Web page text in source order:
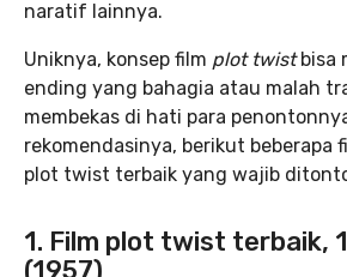
naratif lainnya.
Uniknya, konsep film plot twistbisa
ending yang bahagia atau malah
membekas di hati para
rekomendasinya, berikut beberapa
plot twist terbaik yang wajib
1. Film plot twist terbaik,
(1957)